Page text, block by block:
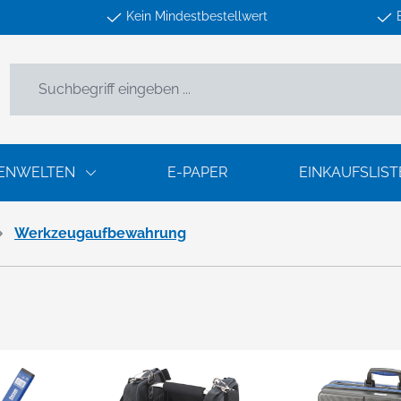
Kein Mindestbestellwert
E-PAPER
Werkzeugaufbewahrung